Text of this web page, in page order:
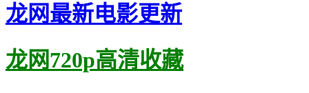
龙网最新电影更新
龙网720p高清收藏